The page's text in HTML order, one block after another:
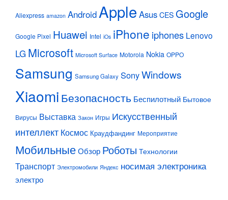
Aliexpress amazon Android Apple Asus CES Google
Google Pixel Huawei Intel iOs iPhone iphones Lenovo
LG Microsoft Microsoft Surface Motorola Nokia OPPO
Samsung Samsung Galaxy SonyWindows
Xiaomi Безопасность Беспилотный Бытовое
Вирусы Выставка Закон Игры Искусственный
интеллект Космос Краудфандинг Мероприятие
МобильныеОбзор Роботы Технологии
Транспорт Электромобили Яндекс носимая электроника
электро